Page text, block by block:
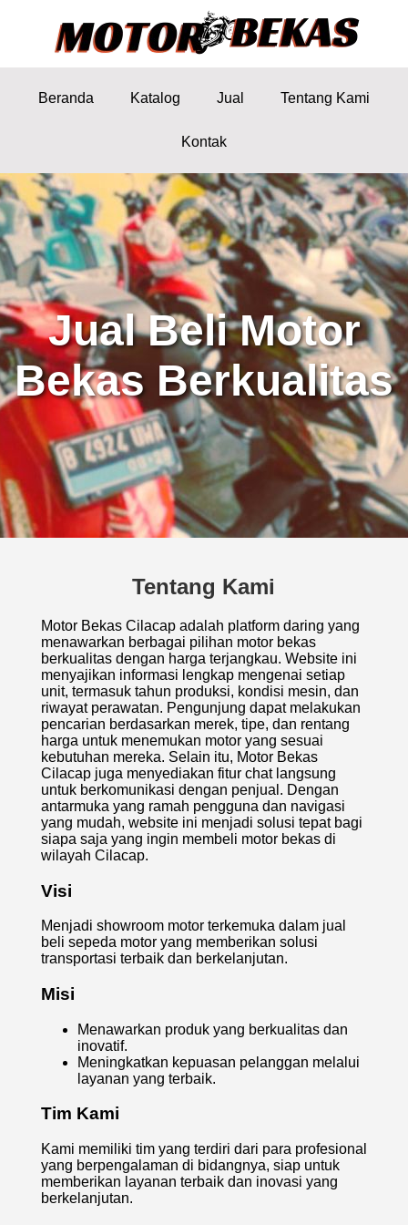
Beranda Katalog Jual Tentang Kami
Kontak
Jual Beli Motor
Bekas Berkualitas
Tentang Kami
Motor Bekas Cilacap adalah platform daring yang
menawarkan berbagai pilihan motor bekas
berkualitas dengan harga terjangkau. Website ini
menyajikan informasi lengkap mengenai setiap
unit, termasuk tahun produksi, kondisi mesin, dan
riwayat perawatan. Pengunjung dapat melakukan
pencarian berdasarkan merek, tipe, dan rentang
harga untuk menemukan motor yang sesuai
kebutuhan mereka. Selain itu, Motor Bekas
Cilacap juga menyediakan fitur chat langsung
untuk berkomunikasi dengan penjual. Dengan
antarmuka yang ramah pengguna dan navigasi
yang mudah, website ini menjadi solusi tepat bagi
siapa saja yang ingin membeli motor bekas di
wilayah Cilacap.
Visi
Menjadi showroom motor terkemuka dalam jual
beli sepeda motor yang memberikan solusi
transportasi terbaik dan berkelanjutan.
Misi
Menawarkan produk yang berkualitas dan
inovatif.
Meningkatkan kepuasan pelanggan melalui
layanan yang terbaik.
Tim Kami
Kami memiliki tim yang terdiri dari para profesional
yang berpengalaman di bidangnya, siap untuk
memberikan layanan terbaik dan inovasi yang
berkelanjutan.